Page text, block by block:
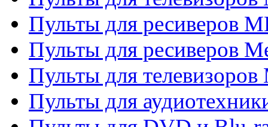
Пульты для ресиверов
Пульты для ресиверов
Пульты для телевизоров
Пульты для